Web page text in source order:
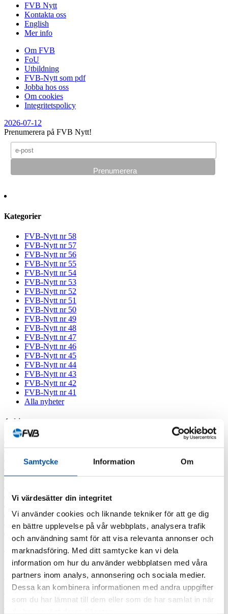
Samtycke Information Om
Vi värdesätter din integritet
Vi använder cookies och liknande tekniker för att ge dig
en bättre upplevelse på vår webbplats, analysera trafik
och användning samt för att visa relevanta annonser och
marknadsföring. Med ditt samtycke kan vi dela
information om hur du använder webbplatsen med våra
partners inom analys, annonsering och sociala medier.
Dessa kan kombinera informationen med andra uppgifter
som du har lämnat till dem eller som de har samlat in när
FVB Nytt
Kontakta oss
English
Mer info
Om FVB
FoU
Utbildning
FVB-Nytt som pdf
Jobba hos oss
Om cookies
Integritetspolicy
2026-07-12
Prenumerera på FVB Nytt!
Kategorier
FVB-Nytt nr 58
FVB-Nytt nr 57
FVB-Nytt nr 56
FVB-Nytt nr 55
FVB-Nytt nr 54
FVB-Nytt nr 53
FVB-Nytt nr 52
FVB-Nytt nr 51
FVB-Nytt nr 50
FVB-Nytt nr 49
FVB-Nytt nr 48
FVB-Nytt nr 47
FVB-Nytt nr 46
FVB-Nytt nr 45
FVB-Nytt nr 44
FVB-Nytt nr 43
FVB-Nytt nr 42
FVB-Nytt nr 41
Alla nyheter
Arkiv
2025
2024
2022
2020
2018
2017
2016
Taggar
Barncancerfonden Bisnode Fjärrvärmekurs FVB stödjer
Barncancerfonden Jobba hos ossJobba på FVB
Lediga tjänster Professor emeritus Sven